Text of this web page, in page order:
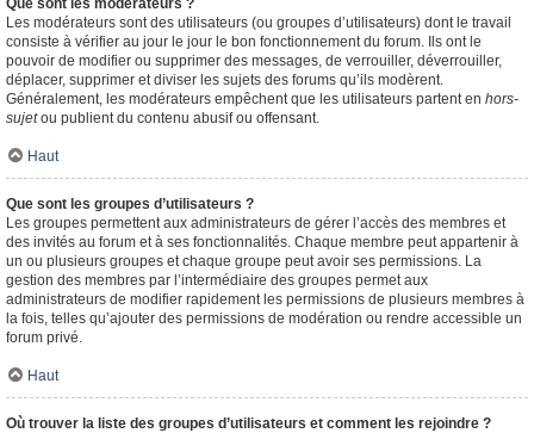
Que sont les modérateurs ?
Les modérateurs sont des utilisateurs (ou groupes d’utilisateurs) dont le travail
consiste à vérifier au jour le jour le bon fonctionnement du forum. Ils ont le
pouvoir de modifier ou supprimer des messages, de verrouiller, déverrouiller,
déplacer, supprimer et diviser les sujets des forums qu’ils modèrent.
Généralement, les modérateurs empêchent que les utilisateurs partent en hors-
sujetou publient du contenu abusif ou offensant.
Haut
Que sont les groupes d’utilisateurs ?
Les groupes permettent aux administrateurs de gérer l’accès des membres et
des invités au forum et à ses fonctionnalités. Chaque membre peut appartenir à
un ou plusieurs groupes et chaque groupe peut avoir ses permissions. La
gestion des membres par l’intermédiaire des groupes permet aux
administrateurs de modifier rapidement les permissions de plusieurs membres à
la fois, telles qu’ajouter des permissions de modération ou rendre accessible un
forum privé.
Haut
Où trouver la liste des groupes d’utilisateurs et comment les rejoindre ?